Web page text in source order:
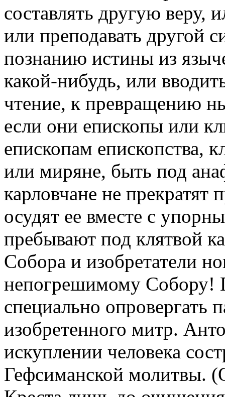
составлять другую веру,
или преподавать другой
познанию истины из
какой-нибудь, или
чтение, к превращению
если они епископы или
епископам епископства,
или миряне, быть под
карловчане не прекратят
осудят ее вместе с
пребывают под клятвой
Собора и изобретатели
непогрешимому Собору!
специально опровергать
изобретенного митр.
искуплении человека
Гефсиманской молитвы.